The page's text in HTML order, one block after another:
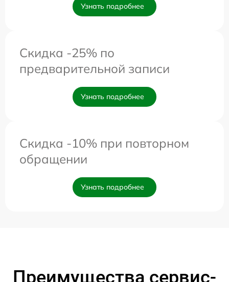
Узнать подробнее
Скидка -25% по
предварительной записи
Узнать подробнее
Скидка -10% при повторном
обращении
Узнать подробнее
Преимущества сервис-